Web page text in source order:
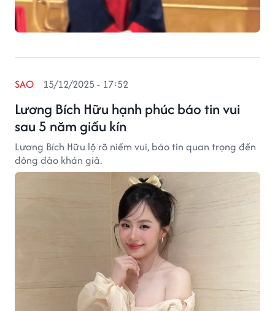
Lương Bích Hữu hạnh phúc báo tin vui
sau 5 năm giấu kín
SAO 15/12/2025 - 17:52
Lương Bích Hữu lộ rõ niềm vui, báo tin quan trọng đến
đông đảo khán giả.